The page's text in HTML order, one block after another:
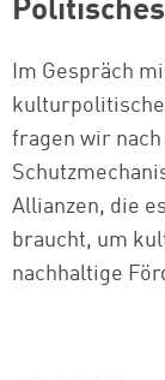
Im Gespräch
fragen wir
Allianzen, die
braucht, um
nachhaltige